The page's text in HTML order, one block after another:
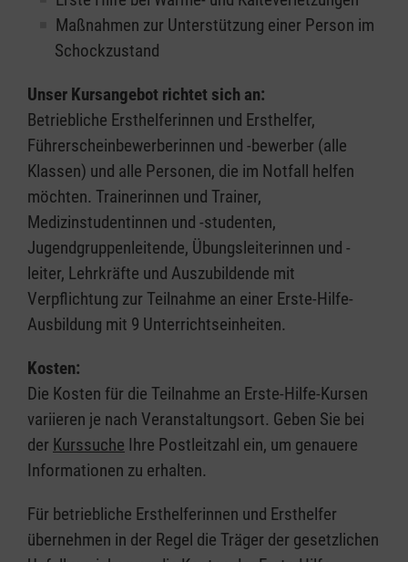
Maßnahmen zur Unterstützung einer Person im
Schockzustand
Unser Kursangebot richtet sich an:
Betriebliche Ersthelferinnen und Ersthelfer,
Führerscheinbewerberinnen und -bewerber (alle
Klassen) und alle Personen, die im Notfall helfen
möchten. Trainerinnen und Trainer,
Medizinstudentinnen und -studenten,
Jugendgruppenleitende, Übungsleiterinnen und -
leiter, Lehrkräfte und Auszubildende mit
Verpflichtung zur Teilnahme an einer Erste-Hilfe-
Ausbildung mit 9 Unterrichtseinheiten.
Kosten:
Die Kosten für die Teilnahme an Erste-Hilfe-Kursen
variieren je nach Veranstaltungsort. Geben Sie bei
der Kurssuche Ihre Postleitzahl ein, um genauere
Informationen zu erhalten.
Für betriebliche Ersthelferinnen und Ersthelfer
übernehmen in der Regel die Träger der gesetzlichen